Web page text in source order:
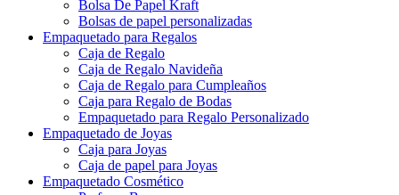
Bolsa De Papel Kraft
Bolsas de papel personalizadas
Empaquetado para Regalos
Caja de Regalo
Caja de Regalo Navideña
Caja de Regalo para Cumpleaños
Caja para Regalo de Bodas
Empaquetado para Regalo Personalizado
Empaquetado de Joyas
Caja para Joyas
Caja de papel para Joyas
Empaquetado Cosmético